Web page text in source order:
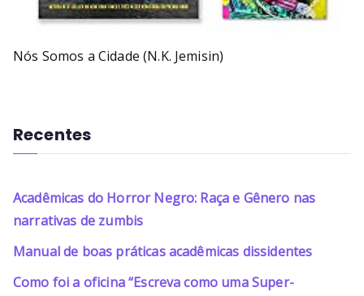
Nós Somos a Cidade (N.K. Jemisin)
Recentes
Acadêmicas do Horror Negro: Raça e Gênero nas
narrativas de zumbis
Manual de boas práticas acadêmicas dissidentes
Como foi a oficina “Escreva como uma Super-